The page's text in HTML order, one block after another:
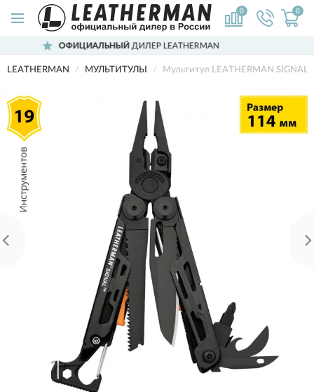
0 0
ДИЛЕР LEATHERMAN
LEATHERMAN МУЛЬТИТУЛЫ Мультитул LEATHERMAN SIGNAL